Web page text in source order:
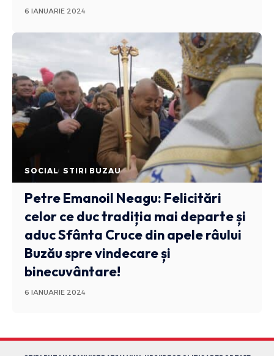
6 IANUARIE 2024
SOCIAL STIRI BUZAU
Petre Emanoil Neagu: Felicitări
celor ce duc tradiția mai departe și
aduc Sfânta Cruce din apele râului
Buzău spre vindecare și
binecuvântare!
6 IANUARIE 2024